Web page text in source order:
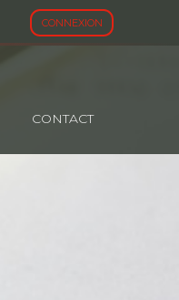
CONNEXION
CONTACT